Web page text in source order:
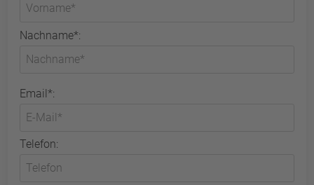
Nachname*:
Email*:
Telefon: